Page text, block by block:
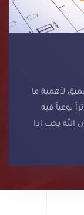
لأهمية ما
نوعياً فيه
يحب اذا